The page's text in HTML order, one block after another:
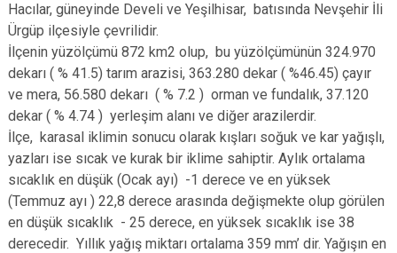
Hacılar, güneyinde Develi ve Yeşilhisar, batısında Nevşehir İli
Ürgüp ilçesiyle çevrilidir.
İlçenin yüzölçümü 872 km2 olup, bu yüzölçümünün 324.970
dekarı ( % 41.5) tarım arazisi, 363.280 dekar ( %46.45) çayır
ve mera, 56.580 dekarı ( % 7.2 ) orman ve fundalık, 37.120
dekar ( % 4.74 ) yerleşim alanı ve diğer arazilerdir.
İlçe, karasal iklimin sonucu olarak kışları soğuk ve kar yağışlı,
yazları ise sıcak ve kurak bir iklime sahiptir. Aylık ortalama
sıcaklık en düşük (Ocak ayı) -1 derece ve en yüksek
(Temmuz ayı ) 22,8 derece arasında değişmekte olup görülen
en düşük sıcaklık - 25 derece, en yüksek sıcaklık ise 38
derecedir. Yıllık yağış miktarı ortalama 359 mm’ dir. Yağışın en